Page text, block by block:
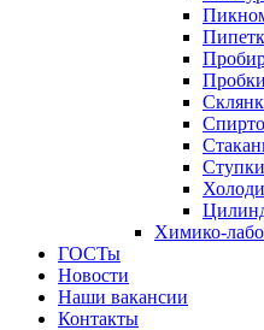
Пробки
Химико-
ГОСТы
Новости
Наши вакансии
Контакты